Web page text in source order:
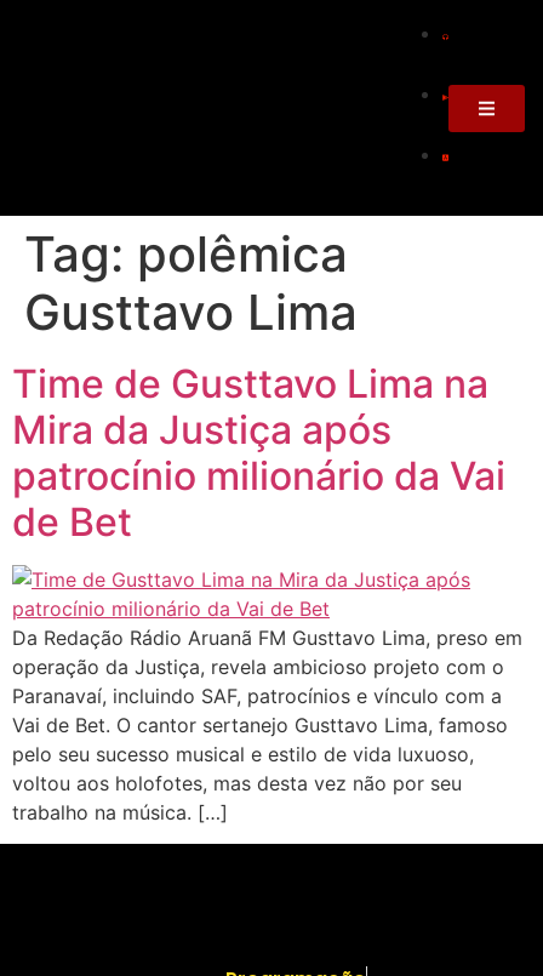
Tag: polêmica
Gusttavo Lima
Time de Gusttavo Lima na
Mira da Justiça após
patrocínio milionário da Vai
de Bet
Da Redação Rádio Aruanã FM Gusttavo Lima, preso em
operação da Justiça, revela ambicioso projeto com o
Paranavaí, incluindo SAF, patrocínios e vínculo com a
Vai de Bet. O cantor sertanejo Gusttavo Lima, famoso
pelo seu sucesso musical e estilo de vida luxuoso,
voltou aos holofotes, mas desta vez não por seu
trabalho na música. […]